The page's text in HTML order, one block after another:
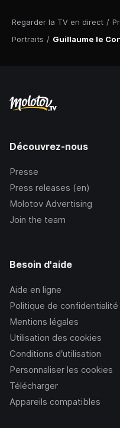
Regarder la TV en direct /
Portraits / Guillaume le
Découvrez-nous
Presse
Press releases (en)
Molotov Advertising
Join the team
Besoin d'aide
Aide en ligne
Politique de confidentialité
Mentions légales
Utilisation des cookies
Conditions d’utilisation
Personnaliser les cookies
Télécharger
Appareils compatibles